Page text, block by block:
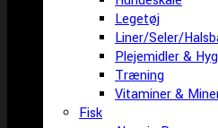
Legetøj
Liner/Seler/
Plejemidler &
Træning
Vitaminer &
Fisk